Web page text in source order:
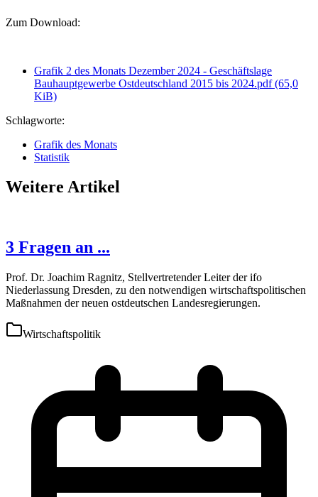
Zum Download:
Grafik 2 des Monats Dezember 2024 - Geschäftslage
Bauhauptgewerbe Ostdeutschland 2015 bis 2024.pdf(65,0
KiB)
Schlagworte:
Grafik des Monats
Statistik
Weitere Artikel
3 Fragen an ...
Prof. Dr. Joachim Ragnitz, Stellvertretender Leiter der ifo
Niederlassung Dresden, zu den notwendigen wirtschaftspolitischen
Maßnahmen der neuen ostdeutschen Landesregierungen.
Wirtschaftspolitik